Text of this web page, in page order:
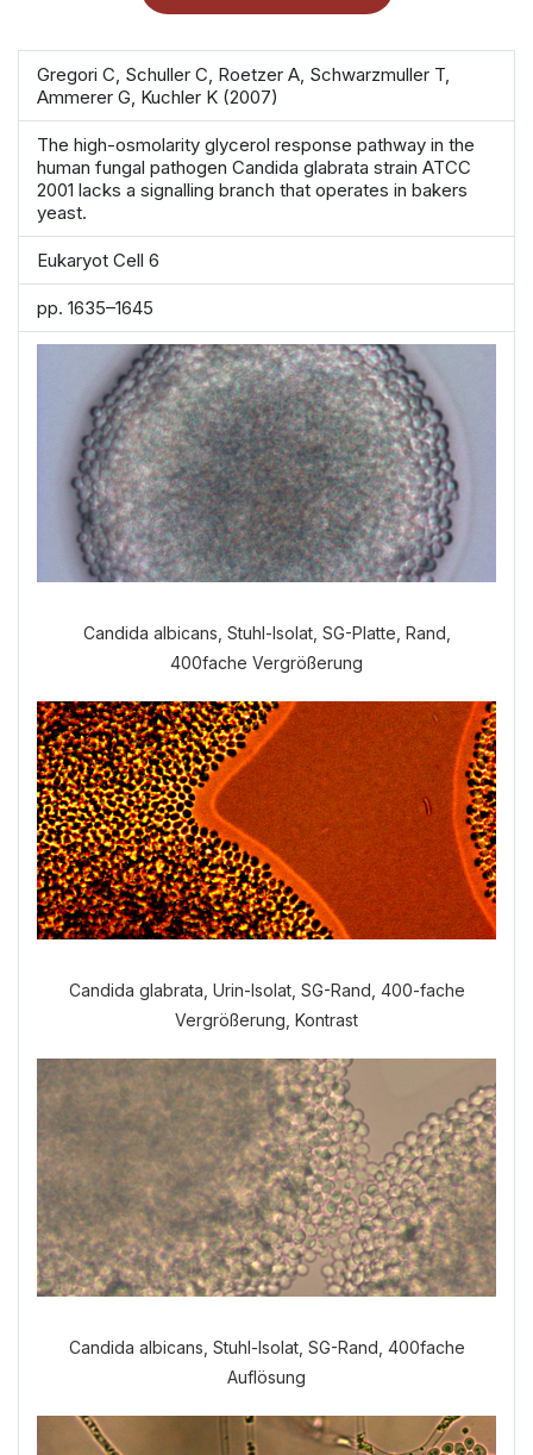
10117 Berlin
49 30 212 34 36 300
service@normamed.com
Gregori C, Schuller C, Roetzer A, Schwarzmuller T,
Ammerer G, Kuchler K (2007)
The high-osmolarity glycerol response pathway in the
human fungal pathogen Candida glabrata strain ATCC
2001 lacks a signalling branch that operates in bakers
yeast.
Eukaryot Cell 6
pp. 1635–1645
Candida albicans, Stuhl-Isolat, SG-Platte, Rand,
400fache Vergrößerung
Candida glabrata, Urin-Isolat, SG-Rand, 400-fache
Vergrößerung, Kontrast
Candida albicans, Stuhl-Isolat, SG-Rand, 400fache
Auflösung
durchführen?
VERDAUUNGSANAMNESE
NORMALE ANAMNESE